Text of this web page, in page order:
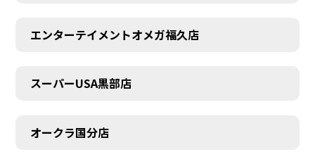
エンターテイメントオメガ福久店
スーパーUSA黒部店
オークラ国分店